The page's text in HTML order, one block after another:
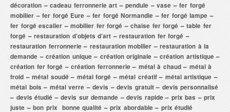
décoration – cadeau ferronnerie art –pendule – vase– fer forgé
mobilier – fer forgé Eure – fer forgé Normandie – fer forgé lampe –
fer forgé escalier – mobilier fer forgé– chaise fer forgé – table fer
forgé –restauration d’objets d’art –restauration fer forgé –
restauration ferronnerie– restauration mobilier – restauration à la
demande –création unique – création originale – création artistique–
création fer forgé – création ferronnerie– métal à chaud– métal à
froid – métal soudé– métal forgé – métal créatif– métal artistique –
métal bois – métal verre –devis –devis gratuit– devis personnalisé
– devis étudié – devis sur demande– devis rapide– prix bas– prix
juste – bon prix bonne qualité – prix abordable– prix étudié